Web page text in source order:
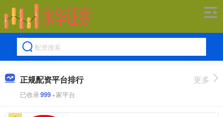
正规配资平台排行
已收录999+家平台
更多